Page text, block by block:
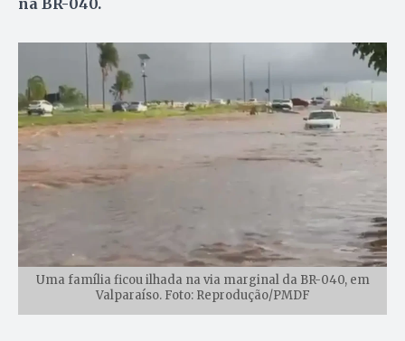
Uma família ficou ilhada na via marginal da BR-040, em
Valparaíso. Foto: Reprodução/PMDF